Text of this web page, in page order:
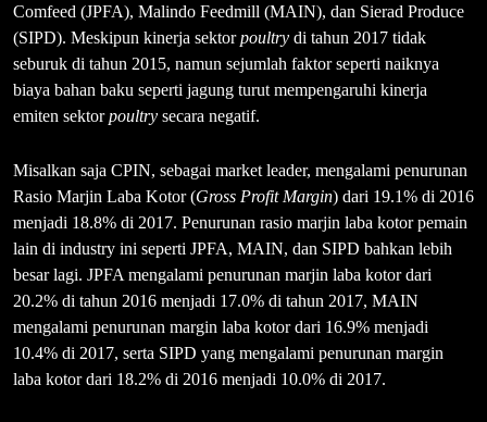
Comfeed (JPFA), Malindo Feedmill (MAIN), dan Sierad Produce
(SIPD). Meskipun kinerja sektorpoultry di tahun 2017 tidak
seburuk di tahun 2015, namun sejumlah faktor seperti naiknya
biaya bahan baku seperti jagung turut mempengaruhi kinerja
emiten sektorpoultry secara negatif.
Misalkan saja CPIN, sebagai market leader, mengalami penurunan
Rasio Marjin Laba Kotor (Gross Profit Margin) dari 19.1% di 2016
menjadi 18.8% di 2017. Penurunan rasio marjin laba kotor pemain
lain di industry ini seperti JPFA, MAIN, dan SIPD bahkan lebih
besar lagi. JPFA mengalami penurunan marjin laba kotor dari
20.2% di tahun 2016 menjadi 17.0% di tahun 2017, MAIN
mengalami penurunan margin laba kotor dari 16.9% menjadi
10.4% di 2017, serta SIPD yang mengalami penurunan margin
laba kotor dari 18.2% di 2016 menjadi 10.0% di 2017.